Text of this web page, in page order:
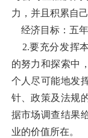
力，并且积累自己
经济目标：五年
2.要充分发挥
的努力和探索中
个人尽可能地发
针、政策及法规
据市场调查结果
业的价值所在。